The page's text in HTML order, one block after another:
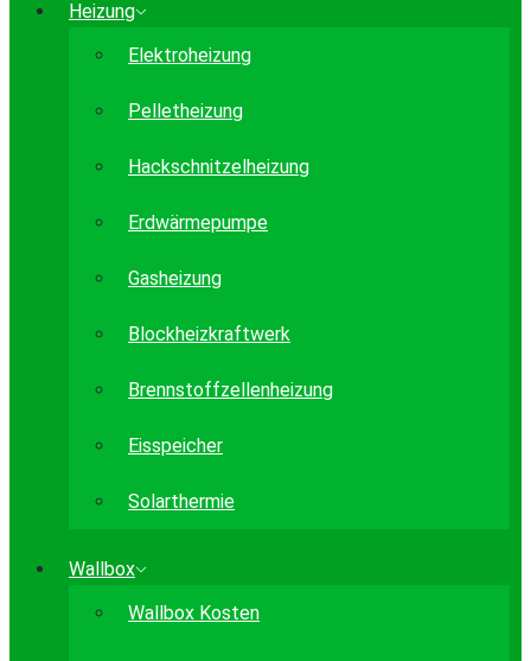
Heizung
Elektroheizung
Pelletheizung
Hackschnitzelheizung
Erdwärmepumpe
Gasheizung
Blockheizkraftwerk
Brennstoffzellenheizung
Eisspeicher
Solarthermie
Wallbox
Wallbox Kosten